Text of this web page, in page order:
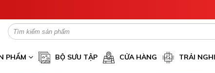
PHẨM BỘ SƯU TẬP CỬA HÀNG TRẢI